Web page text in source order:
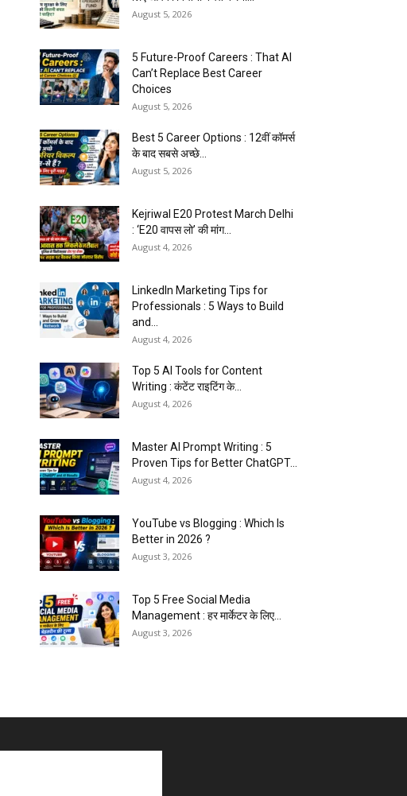
August 5, 2026
5 Future-Proof Careers : That AI
Can’t Replace Best Career
Choices
August 5, 2026
Best 5 Career Options : 12वीं कॉमर्स
के बाद सबसे अच्छे...
August 5, 2026
Kejriwal E20 Protest March Delhi
: ‘E20 वापस लो’ की मांग...
August 4, 2026
LinkedIn Marketing Tips for
Professionals : 5 Ways to Build
and...
August 4, 2026
Top 5 AI Tools for Content
Writing : कंटेंट राइटिंग के...
August 4, 2026
Master AI Prompt Writing : 5
Proven Tips for Better ChatGPT...
August 4, 2026
YouTube vs Blogging : Which Is
Better in 2026 ?
August 3, 2026
Top 5 Free Social Media
Management : हर मार्केटर के लिए...
August 3, 2026